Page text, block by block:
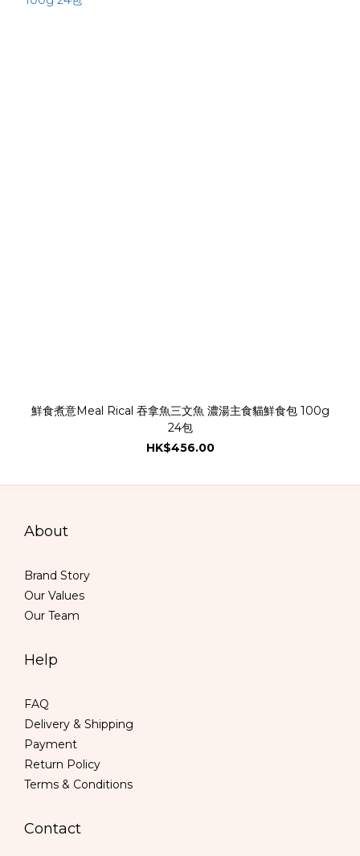
鮮食煮意Meal Rical 吞拿魚三文魚 濃湯主食貓鮮食包 100g
24包
HK$456.00
About
Brand Story
Our Values
Our Team
Help
FAQ
Delivery & Shipping
Payment
Return Policy
Terms & Conditions
Contact